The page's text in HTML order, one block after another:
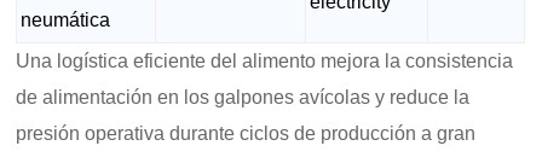
neumática
Una logística eficiente del alimento mejora la consistencia
de alimentación en los galpones avícolas y reduce la
presión operativa durante ciclos de producción a gran